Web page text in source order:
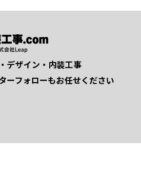
デザイン・内装工事
ーフォローもお任せください